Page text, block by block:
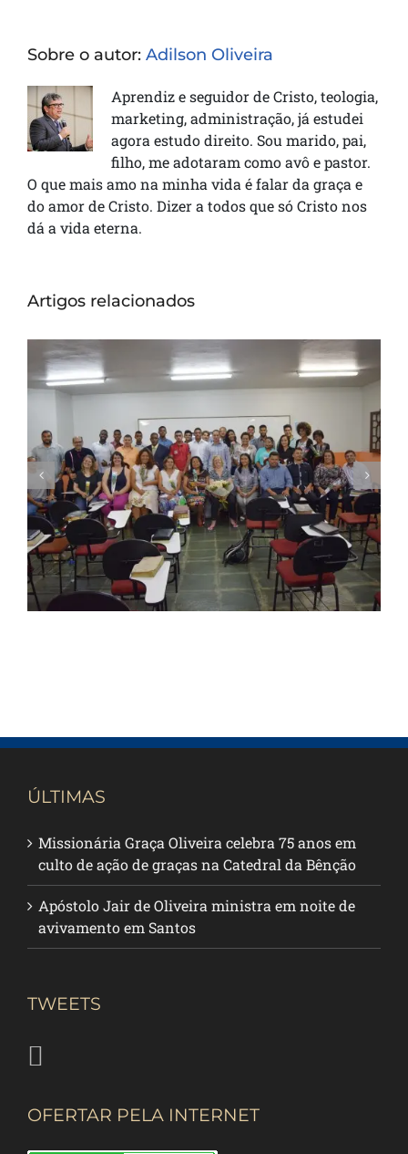
Sobre o autor: Adilson Oliveira
Aprendiz e seguidor de Cristo, teologia,
marketing, administração, já estudei
agora estudo direito. Sou marido, pai,
filho, me adotaram como avô e pastor.
O que mais amo na minha vida é falar da graça e
do amor de Cristo. Dizer a todos que só Cristo nos
dá a vida eterna.
Artigos relacionados
Seminário Nacional ITEJ inicia sua 43ª
Turma
ÚLTIMAS
Missionária Graça Oliveira celebra 75 anos em
culto de ação de graças na Catedral da Bênção
Apóstolo Jair de Oliveira ministra em noite de
avivamento em Santos
TWEETS
OFERTAR PELA INTERNET